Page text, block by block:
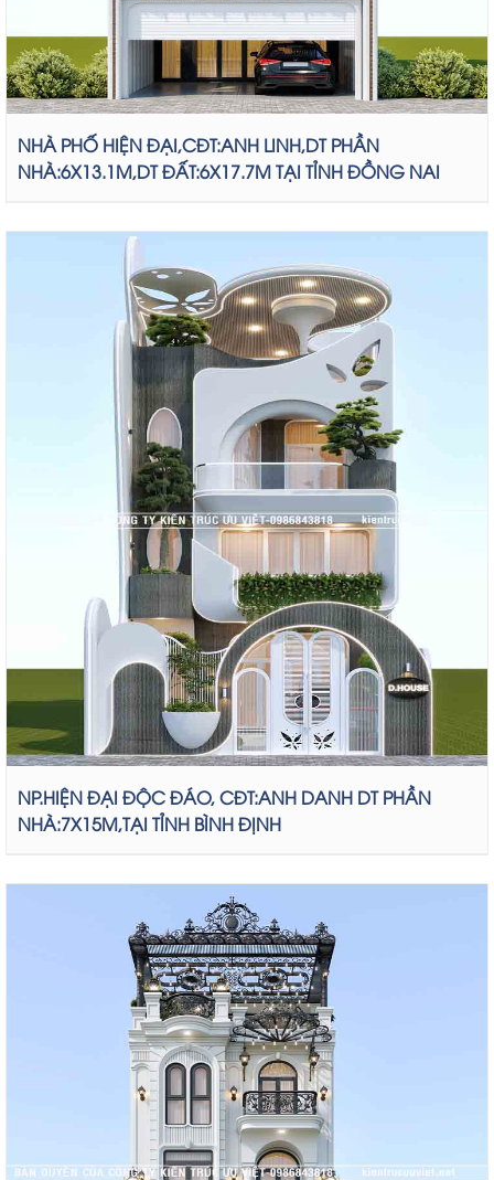
NHÀ PHỐ HIỆN ĐẠI,CĐT:ANH LINH,DT PHẦN
NHÀ:6X13.1M,DT ĐẤT:6X17.7M TẠI TỈNH ĐỒNG NAI
NP.HIỆN ĐẠI ĐỘC ĐÁO, CĐT:ANH DANH DT PHẦN
NHÀ:7X15M,TẠI TỈNH BÌNH ĐỊNH